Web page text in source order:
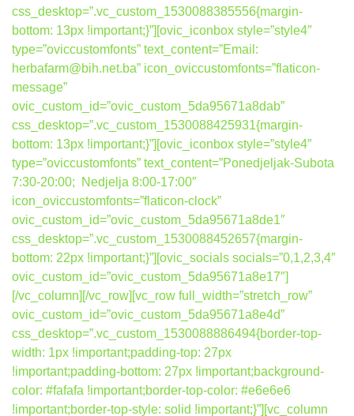
css_desktop=”.vc_custom_1530088385556{margin-
bottom: 13px !important;}”][ovic_iconbox style=”style4″
type=”oviccustomfonts” text_content=”Email:
herbafarm@bih.net.ba” icon_oviccustomfonts=”flaticon-
message”
ovic_custom_id=”ovic_custom_5da95671a8dab”
css_desktop=”.vc_custom_1530088425931{margin-
bottom: 13px !important;}”][ovic_iconbox style=”style4″
type=”oviccustomfonts” text_content=”Ponedjeljak-Subota
7:30-20:00; Nedjelja 8:00-17:00″
icon_oviccustomfonts=”flaticon-clock”
ovic_custom_id=”ovic_custom_5da95671a8de1″
css_desktop=”.vc_custom_1530088452657{margin-
bottom: 22px !important;}”][ovic_socials socials=”0,1,2,3,4″
ovic_custom_id=”ovic_custom_5da95671a8e17″]
[/vc_column][/vc_row][vc_row full_width=”stretch_row”
ovic_custom_id=”ovic_custom_5da95671a8e4d”
css_desktop=”.vc_custom_1530088886494{border-top-
width: 1px !important;padding-top: 27px
!important;padding-bottom: 27px !important;background-
color: #fafafa !important;border-top-color: #e6e6e6
!important;border-top-style: solid !important;}”][vc_column